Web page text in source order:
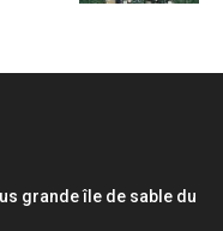
grande île de sable du